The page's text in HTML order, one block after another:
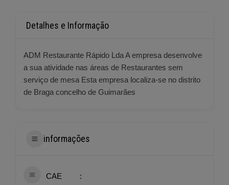
Detalhes e Informação
ADM Restaurante Rápido Lda A empresa desenvolve
a sua atividade nas áreas de Restaurantes sem
serviço de mesa Esta empresa localiza-se no distrito
de Braga concelho de Guimarães
informações
CAE